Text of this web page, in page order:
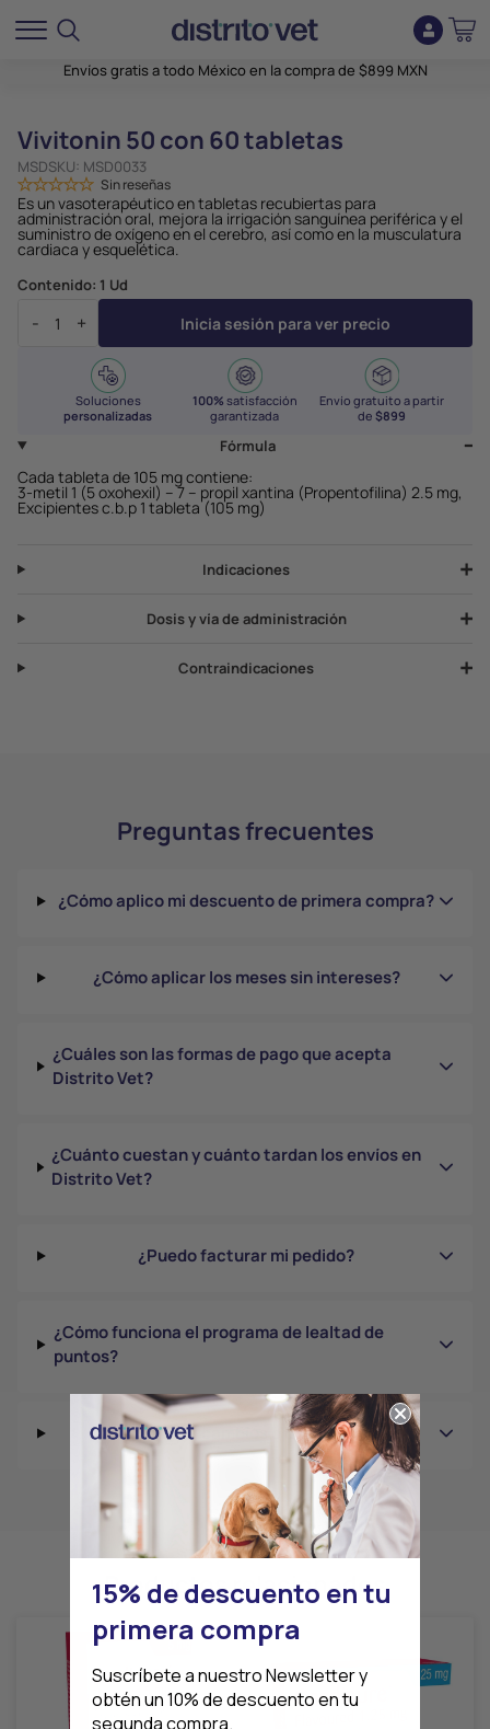
Envíos gratis a todo México en la compra de $899 MXN
Vivitonin 50 con 60 tabletas
MSDSKU: MSD0033
Sin reseñas
Es un vasoterapéutico en tabletas recubiertas para
administración oral, mejora la irrigación sanguínea periférica y el
suministro de oxígeno en el cerebro, así como en la musculatura
cardiaca y esquelética.
Contenido: 1 Ud
- + Inicia sesión para ver precio
Soluciones
personalizadas
100% satisfacción
garantizada
Envío gratuito a partir
de$899
Fórmula
Cada tableta de 105 mg contiene:
3-metil 1 (5 oxohexil) – 7 – propil xantina (Propentofilina) 2.5 mg,
Excipientes c.b.p 1 tableta (105 mg)
Indicaciones
Dosis y vía de administración
Contraindicaciones
Preguntas frecuentes
¿Cómo aplico mi descuento de primera compra?
¿Cómo aplicar los meses sin intereses?
¿Cuáles son las formas de pago que acepta
Distrito Vet?
¿Cuánto cuestan y cuánto tardan los envíos en
Distrito Vet?
¿Puedo facturar mi pedido?
¿Cómo funciona el programa de lealtad de
puntos?
¿Cómo hacer cambios o devoluciones?
Productos relacionados
15% de descuento en tu
primera compra
Suscríbete a nuestro Newsletter y
obtén un 10% de descuento en tu
segunda compra.